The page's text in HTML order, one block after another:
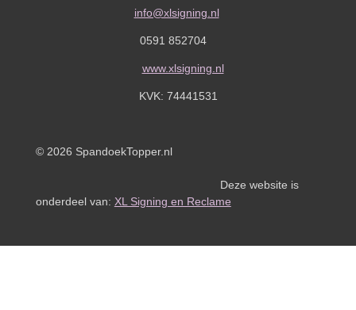
info@xlsigning.nl
0591 852704
www.xlsigning.nl
KVK: 74441531
© 2026 SpandoekTopper.nl
Deze website is
onderdeel van: XL Signing en Reclame